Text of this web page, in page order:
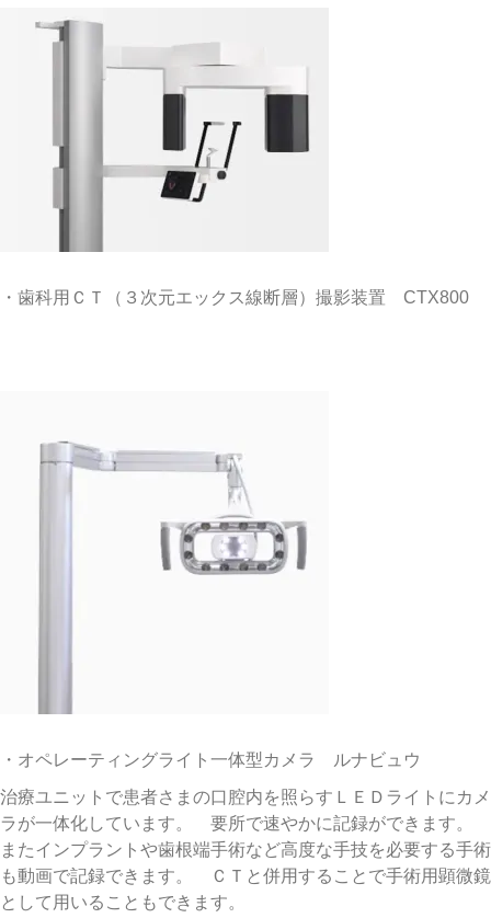
・歯科用ＣＴ（３次元エックス線断層）撮影装置 CTX800
・オペレーティングライト一体型カメラ ルナビュウ
治療ユニットで患者さまの口腔内を照らすＬＥＤライトにカメ
ラが一体化しています。 要所で速やかに記録ができます。
またインプラントや歯根端手術など高度な手技を必要する手術
も動画で記録できます。 ＣＴと併用することで手術用顕微鏡
として用いることもできます。